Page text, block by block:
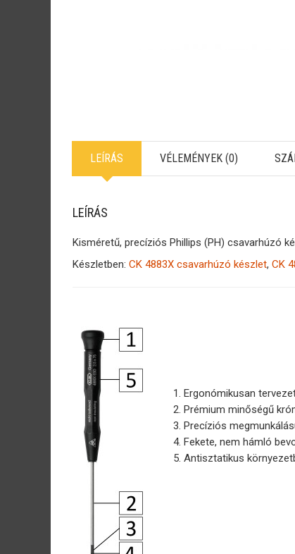
LEÍRÁS VÉLEMÉNYEK (0)
LEÍRÁS
Kisméretű, precíziós Phillips (PH) csavarhúzó
Készletben: CK 4883X csavarhúzó készlet, CK
Ergonómikusan
Prémium minőségű
Precíziós
Fekete, nem hámló
Antisztatikus